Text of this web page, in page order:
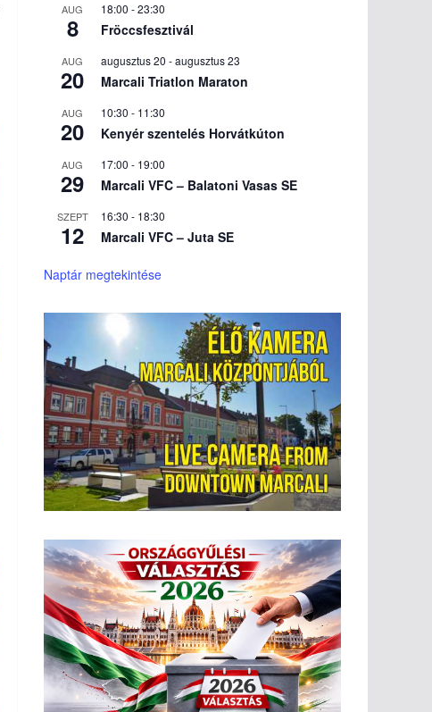
AUG
8
18:00 -23:30
Fröccsfesztivál
AUG
20
augusztus 20 -augusztus 23
Marcali Triatlon Maraton
AUG
20
10:30 - 11:30
Kenyér szentelés Horvátkúton
AUG
29
17:00 - 19:00
Marcali VFC – Balatoni Vasas SE
SZEPT
12
16:30 - 18:30
Marcali VFC – Juta SE
Naptár megtekintése